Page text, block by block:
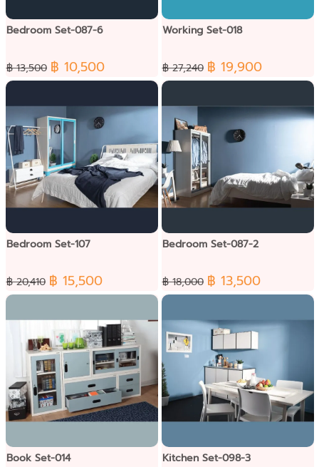
Bedroom Set-087-6
฿ 13,500 ฿ 10,500
Working Set-018
฿ 27,240 ฿ 19,900
Bedroom Set-107
฿ 20,410 ฿ 15,500
Bedroom Set-087-2
฿ 18,000 ฿ 13,500
Book Set-014 Kitchen Set-098-3